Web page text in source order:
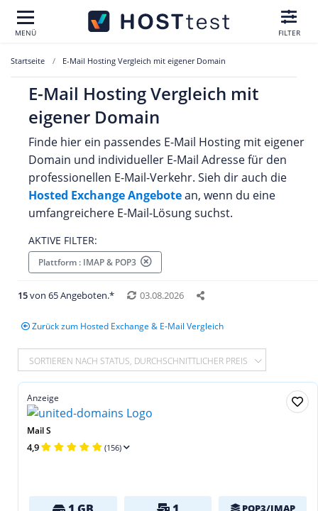
MENÜ FILTER
Startseite E-Mail Hosting Vergleich mit eigener Domain
E-Mail Hosting Vergleich mit
eigener Domain
Finde hier ein passendes E-Mail Hosting mit eigener
Domain und individueller E-Mail Adresse für den
professionellen E-Mail-Verkehr. Sieh dir auch die
Hosted Exchange Angebotean, wenn du eine
umfangreichere E-Mail-Lösung suchst.
AKTIVE FILTER:
Plattform : IMAP & POP3
15von 65 Angeboten.* 03.08.2026
Zurück zum Hosted Exchange & E-Mail Vergleich
SORTIEREN NACH STATUS, DURCHSCHNITTLICHER PREIS
Anzeige
Mail S
4,9 (156)
POP3/IMAP